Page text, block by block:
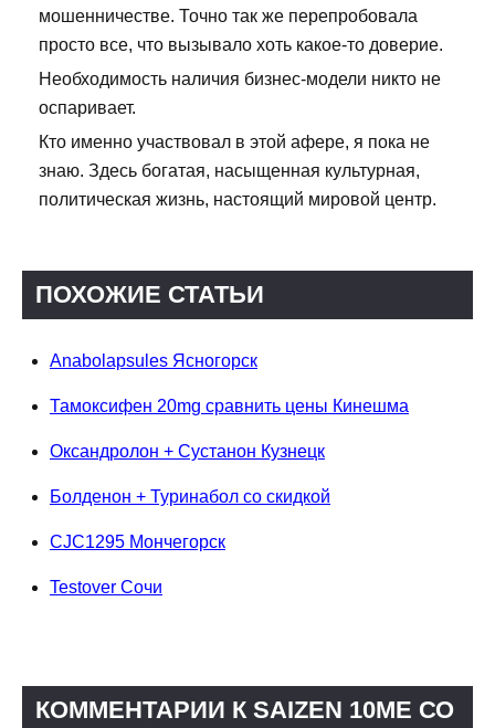
мошенничестве. Точно так же перепробовала
просто все, что вызывало хоть какое-то доверие.
Необходимость наличия бизнес-модели никто не
оспаривает.
Кто именно участвовал в этой афере, я пока не
знаю. Здесь богатая, насыщенная культурная,
политическая жизнь, настоящий мировой центр.
ПОХОЖИЕ СТАТЬИ
Anabolapsules Ясногорск
Тамоксифен 20mg сравнить цены Кинешма
Оксандролон + Сустанон Кузнецк
Болденон + Туринабол со скидкой
CJC1295 Мончегорск
Testover Сочи
КОММЕНТАРИИ К SAIZEN 10ME СО